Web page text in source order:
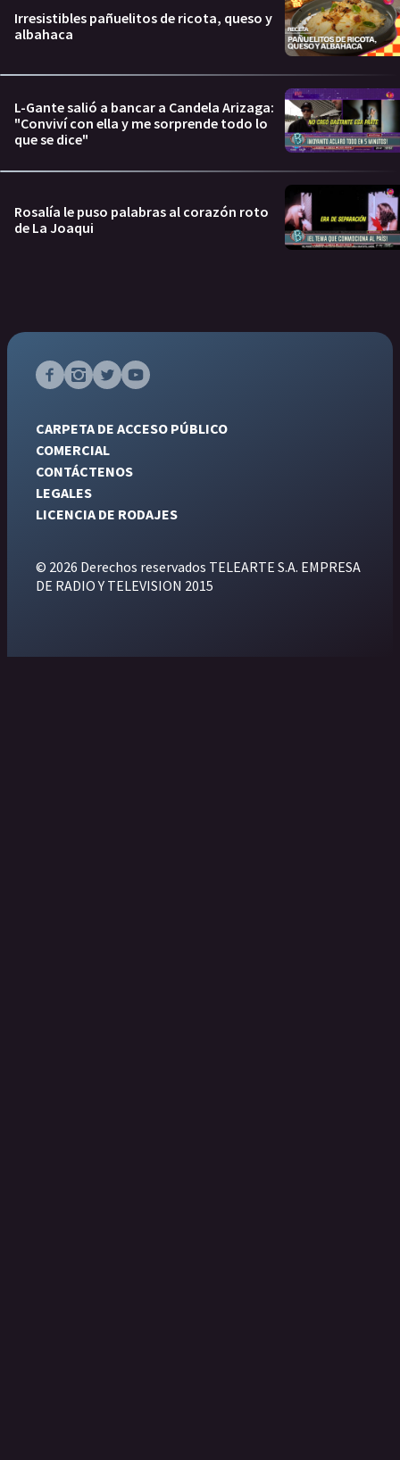
Irresistibles pañuelitos de ricota, queso y
albahaca
L-Gante salió a bancar a Candela Arizaga:
"Conviví con ella y me sorprende todo lo
que se dice"
Rosalía le puso palabras al corazón roto
de La Joaqui
CARPETA DE ACCESO PÚBLICO
COMERCIAL
CONTÁCTENOS
LEGALES
LICENCIA DE RODAJES
© 2026 Derechos reservados TELEARTE S.A. EMPRESA
DE RADIO Y TELEVISION 2015